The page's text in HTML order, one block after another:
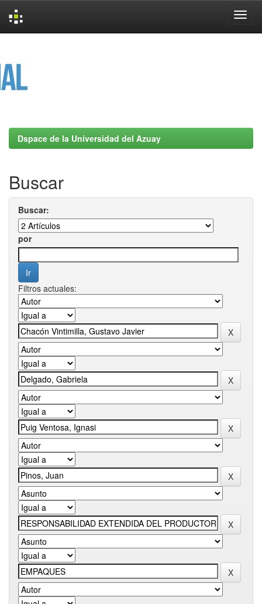
Dspace de la Universidad del Azuay
Buscar
Buscar:
por
Filtros actuales: